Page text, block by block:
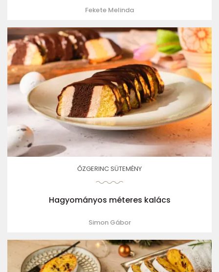
Fekete Melinda
ŐZGERINC SÜTEMÉNY
Hagyományos méteres kalács
Simon Gábor